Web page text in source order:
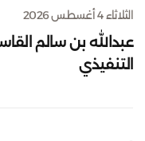
الثلاثاء 4 أغسطس 2026
عبدالله بن سالم
التنفيذي